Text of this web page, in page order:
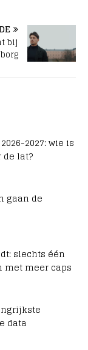
bij
2027: wie is
lat?
gaan de
slechts één
meer caps
data